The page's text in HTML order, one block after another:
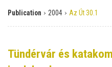
Publication › 2004 › Az Út 30.1
Tündérvár és